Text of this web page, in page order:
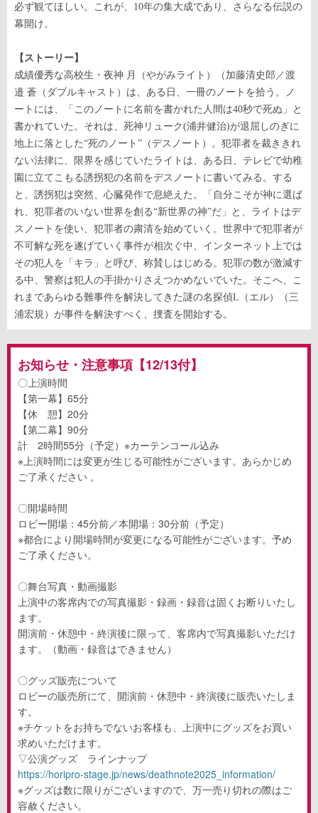
必ず観てほしい。これが、 10年の集大成であり、さらなる伝説の
幕開け。
【ストーリー】
成績優秀な高校生・夜神 月（やがみライト）（加藤清史郎／渡
邉 蒼（ダブルキャスト）は、ある日、一冊のノートを拾う。ノ
ートには、「このノートに名前を書かれた人間は40秒で死ぬ」と
書かれていた。それは、死神リューク(浦井健治)が退屈しのぎに
地上に落とした“死のノート ” （デスノート）。犯罪者を裁ききれ
ない法律に、限界を感じていたライトは、ある日、テレビで幼稚
園に立てこもる誘拐犯の名前をデスノートに書いてみる。する
と、誘拐犯は突然、心臓発作で息絶えた。「自分こそが神に選ば
れ、犯罪者のいない世界を創る“新世界の神”だ」と、ライトはデ
スノートを使い、犯罪者の粛清を始めていく。世界中で犯罪者が
不可解な死を遂げていく事件が相次ぐ中、インターネット上では
その犯人を「キラ」と呼び、称賛しはじめる。犯罪の数が激減す
る中、警察は犯人の手掛かりさえつかめないでいた。そこへ、こ
れまであらゆる難事件を解決してきた謎の名探偵L （エル）（三
浦宏規）が事件を解決すべく、捜査を開始する。
お知らせ・注意事項【12/13付】
〇上演時間
【第一幕】65分
【休 憩】20分
【第二幕】90分
計 2時間55分（予定）※カーテンコール込み
※上演時間には変更が生じる可能性がございます。あらかじめ
ご了承ください 。
〇開場時間
ロビー開場：45分前／本開場：30分前（予定）
※都合により開場時間が変更になる可能性がございます。予め
ご了承ください。
〇舞台写真・動画撮影
上演中の客席内での写真撮影・録画・録音は固くお断りいたし
ます。
開演前・休憩中・終演後に限って、客席内で写真撮影いただけ
ます。（動画・録音はできません）
〇グッズ販売について
ロビーの販売所にて、開演前・休憩中・終演後に販売いたしま
す。
※チケットをお持ちでないお客様も、上演中にグッズをお買い
求めいただけます。
▽公演グッズ ラインナップ
https://horipro-stage.jp/news/deathnote2025_information/
※グッズは数に限りがございますので、万一売り切れの際はご
容赦ください。